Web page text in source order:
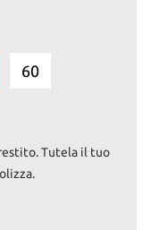
e la
completa e
60
Tutela il tuo